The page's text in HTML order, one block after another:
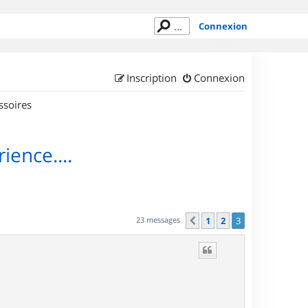
Connexion
Connexion
Inscription
23 messages Précédent
1 2 3